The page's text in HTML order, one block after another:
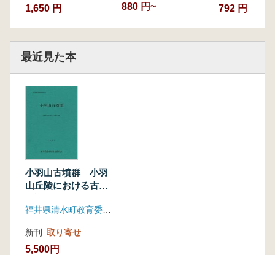
1,650 円 880 円~ 792 円
最近見た本
小羽山古墳群 小羽
山丘陵における古墳
新刊 取り寄せ
5,500円